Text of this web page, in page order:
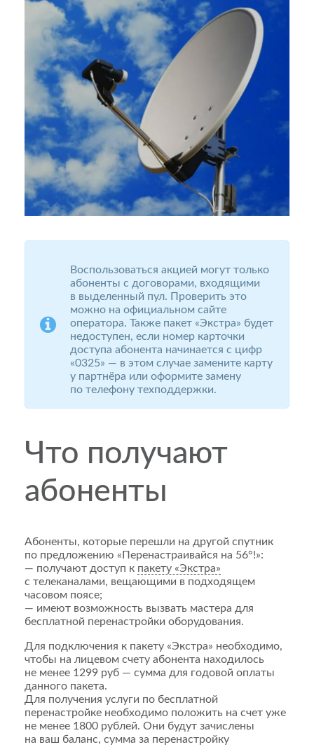
Воспользоваться акцией могут только
абоненты с договорами, входящими
в выделенный пул. Проверить это
можно на официальном сайте
оператора. Также пакет «Экстра» будет
недоступен, если номер карточки
доступа абонента начинается с цифр
«0325» — в этом случае замените карту
у партнёра или оформите замену
по телефону техподдержки.
Что получают
абоненты
Абоненты, которые перешли на другой спутник
по предложению «Перенастраивайся на 56°!»:
— получают доступ к пакету «Экстра»
с телеканалами, вещающими в подходящем
часовом поясе;
— имеют возможность вызвать мастера для
бесплатной перенастройки оборудования.
Для подключения к пакету «Экстра» необходимо,
чтобы на лицевом счету абонента находилось
не менее 1299 руб — сумма для годовой оплаты
данного пакета.
Для получения услуги по бесплатной
перенастройке необходимо положить на счет уже
не менее 1800 рублей. Они будут зачислены
на ваш баланс, сумма за перенастройку